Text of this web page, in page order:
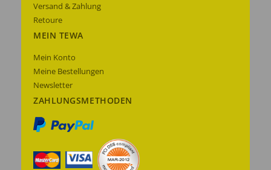
Versand & Zahlung
Retoure
MEIN TEWA
Mein Konto
Meine Bestellungen
Newsletter
ZAHLUNGSMETHODEN